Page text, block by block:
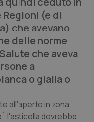
(e di
che avevano
delle norme
che aveva
a
o gialla o
all'aperto in zona
l'asticella dovrebbe